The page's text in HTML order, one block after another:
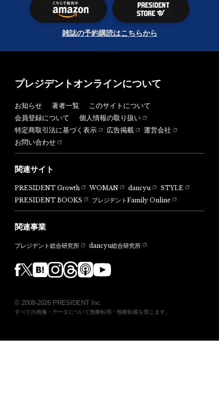
雑誌の予約購読はこちらから
プレジデントオンラインについて
お知らせ 著者一覧
このサイトについて
会員登録について
個人情報の取り扱い
特定商取引法に基づく表示
広告掲載
運営会社
お問い合わせ
関連サイト
PRESIDENT Growth WOMAN dancyu
STYLE
PRESIDENT BOOKS
プレジデントFamily Online
関連事業
プレジデント総合研究所 dancyu総合研究所
© 2008-2026 PRESIDENT Inc.
すべての画像・データについて無断転用・無断転載を禁じます。